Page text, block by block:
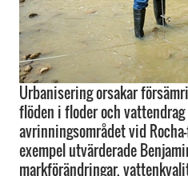
Urbanisering orsakar
flöden i floder och
avrinningsområdet vid
exempel utvärderade
markförändringar,